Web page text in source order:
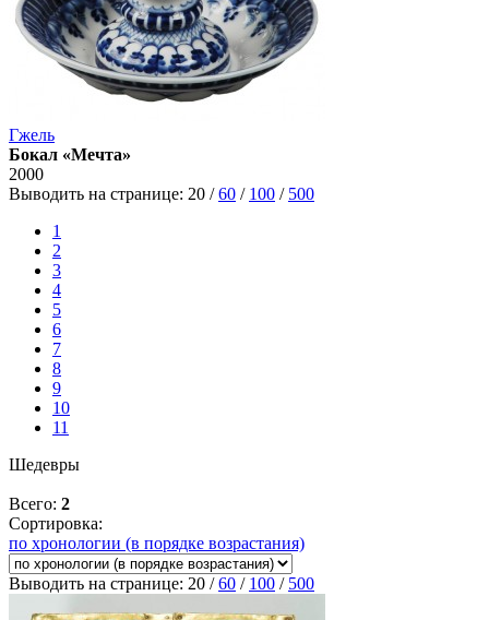
Гжель
Бокал «Мечта»
2000
Выводить на странице: 20 /60 / 100 / 500
1
2
3
4
5
6
7
8
9
10
11
Шедевры
Всего: 2
Сортировка:
по хронологии (в порядке возрастания)
Выводить на странице: 20 /60 / 100 / 500